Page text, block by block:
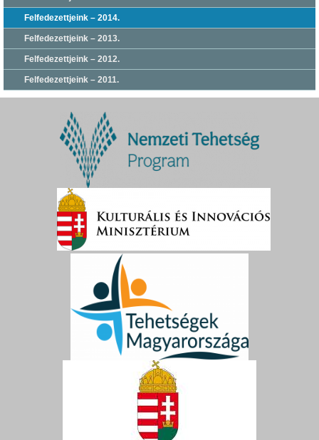
Felfedezettjeink – 2014.
Felfedezettjeink – 2013.
Felfedezettjeink – 2012.
Felfedezettjeink – 2011.